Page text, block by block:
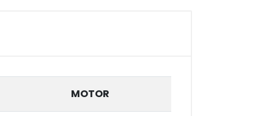
MOTOR